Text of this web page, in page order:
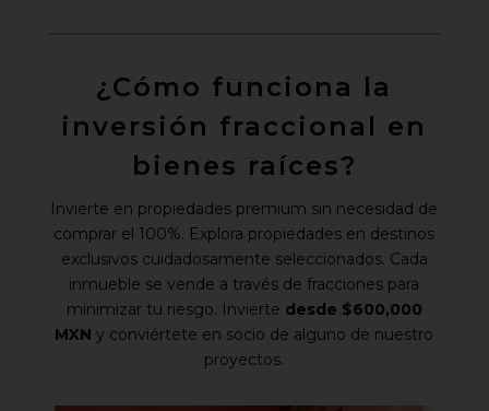
¿Cómo funciona la
inversión fraccional en
bienes raíces?
Invierte en propiedades premium sin necesidad de
comprar el 100%. Explora propiedades en destinos
exclusivos cuidadosamente seleccionados. Cada
inmueble se vende a través de fracciones para
minimizar tu riesgo. Invierte desde $600,000
MXN y conviértete en socio de alguno de nuestro
proyectos.